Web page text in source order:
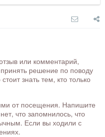
или комментарий,
решение по поводу
знать тем, кто только
от посещения. Напишите
что запомнилось, что
Если вы ходили с